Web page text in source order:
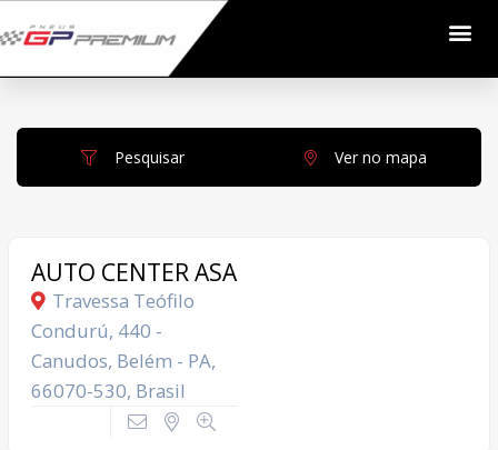
Pesquisar Ver no mapa
AUTO CENTER ASA
Travessa Teófilo
Condurú, 440 -
Canudos, Belém - PA,
66070-530, Brasil